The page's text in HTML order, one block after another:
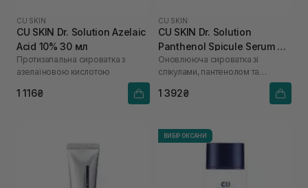
CU SKIN
CU SKIN Dr. Solution Azelaic
Acid 10% 30 мл
Протизапальна сироватка з
азелаїновою кислотою
1 116₴
CU SKIN
CU SKIN Dr. Solution
Panthenol Spicule Serum 30
мл
Оновлююча сироватка зі
спікулами, пантенолом та
1 392₴
ВИБІР ОКСАНИ